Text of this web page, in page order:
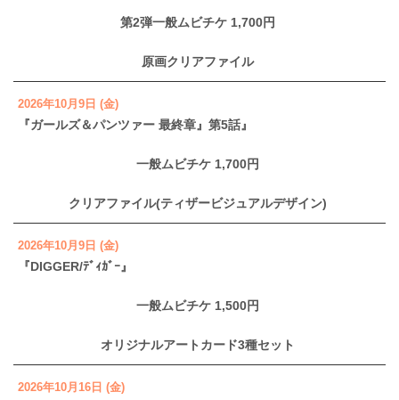
第2弾一般ムビチケ 1,700円
原画クリアファイル
2026年10月9日 (金)
『ガールズ＆パンツァー 最終章』第5話』
一般ムビチケ 1,700円
クリアファイル(ティザービジュアルデザイン)
2026年10月9日 (金)
『DIGGER/ﾃﾞｨｶﾞｰ』
一般ムビチケ 1,500円
オリジナルアートカード3種セット
2026年10月16日 (金)